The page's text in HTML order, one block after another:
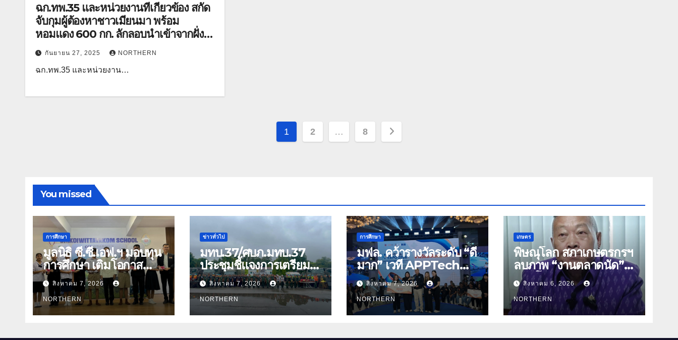
ฉก.ทพ.35 และหน่วยงานที่เกี่ยวข้อง สกัด
จับกุมผู้ต้องหาชาวเมียนมา พร้อม
หอมแดง 600 กก. ลักลอบนำเข้าจากฝั่ง
เมียนมา
กันยายน 27, 2025 NORTHERN
ฉก.ทพ.35 และหน่วยงาน…
Posts
1 2 … 8
You missed
การศึกษา
มูลนิธิ ซี.ซี.เอฟ.ฯ มอบทุน
การศึกษา เติมโอกาส
ทางการศึกษา สร้าง
อนาคตที่มั่นคงให้เด็กและ
เยาวชนด้อยโอกาส
สิงหาคม 7, 2026
NORTHERN
ข่าวทั่วไป
มทบ.37/ศบภ.มทบ.37
ประชุมชี้แจงการเตรียม
การ และตรวจความ
พร้อมด้านการบรรเทา
สาธารณภัย
สิงหาคม 7, 2026
NORTHERN
การศึกษา
มฟล. คว้ารางวัลระดับ “ดี
มาก” เวที APPTech
EXPO 2026 ชูงานวิจัย
สมุนไพร ขับเคลื่อน
นวัตกรรมสู่เชิงพาณิชย์
สิงหาคม 7, 2026
NORTHERN
เกษตร
พิษณุโลก สภาเกษตรกรฯ
ลบภาพ “งานตลาดนัด”
พลิกโฉมงาน “เกษตร
รุ่งเรืองเมืองสองแคว 69”
มุ่งประโยชน์เกษตรกร ดึง
นวัตกรรม-จับคู่ธุรกิจดัน
สิงหาคม 6, 2026
NORTHERN